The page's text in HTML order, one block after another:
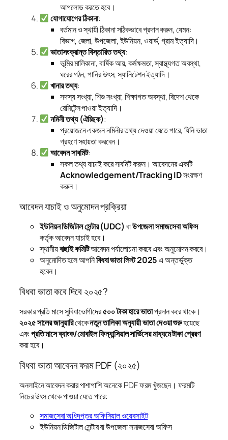
আপলোড করতে হবে।
যোগাযোগের ঠিকানা:
বর্তমান ও স্থায়ী ঠিকানা সঠিকভাবে প্রদান করুন, যেমন:
বিভাগ, জেলা, উপজেলা, ইউনিয়ন, ওয়ার্ড, গ্রাম ইত্যাদি।
ভাতাসংক্রান্ত বিস্তারিত তথ্য:
ভূমির মালিকানা, বার্ষিক আয়, কর্মক্ষমতা, স্বাস্থ্যগত অবস্থা,
ঘরের গঠন, পানির উৎস, স্যানিটেশন ইত্যাদি।
খানার তথ্য:
সদস্য সংখ্যা, শিশু সংখ্যা, শিক্ষাগত অবস্থা, বিদেশ থেকে
রেমিটেন্স পাওয়া ইত্যাদি।
নমিনী তথ্য (ঐচ্ছিক):
প্রয়োজনে একজন নমিনীর তথ্য দেওয়া যেতে পারে, যিনি ভাতা
গ্রহণে সহায়তা করবেন।
আবেদন সাবমিট:
সকল তথ্য যাচাই করে সাবমিট করুন। আবেদনের একটি
Acknowledgement/Tracking IDসংরক্ষণ
করুন।
আবেদন যাচাই ও অনুমোদন প্রক্রিয়া
ইউনিয়ন ডিজিটাল সেন্টার (UDC) বাউপজেলা সমাজসেবা অফিস
কর্তৃক আবেদন যাচাই হবে।
স্থানীয়বাছাই কমিটিআবেদন পর্যালোচনা করবে এবং অনুমোদন করবে।
অনুমোদিত হলে আপনিবিধবা ভাতা লিস্ট 2025এ অন্তর্ভুক্ত
হবেন।
বিধবা ভাতা কবে দিবে ২০২৫?
সরকার প্রতি মাসে সুবিধাভোগীদের৫০০ টাকা হারে ভাতাপ্রদান করে থাকে।
২০২৫ সালের জানুয়ারিথেকেনতুন তালিকা অনুযায়ী ভাতা দেওয়া শুরুহয়েছে
এবংপ্রতি মাসে ব্যাংক/মোবাইল ফিন্যান্সিয়াল সার্ভিসের মাধ্যমে টাকা প্রেরণ
করা হবে।
বিধবা ভাতা আবেদন ফরম PDF (২০২৫)
অনলাইনে আবেদন করার পাশাপাশি অনেকে PDF ফরম খুঁজছেন। ফরমটি
নিচের উৎস থেকে পাওয়া যেতে পারে:
সমাজসেবা অধিদপ্তর অফিসিয়াল ওয়েবসাইট
ইউনিয়ন ডিজিটাল সেন্টার বা উপজেলা সমাজসেবা অফিস